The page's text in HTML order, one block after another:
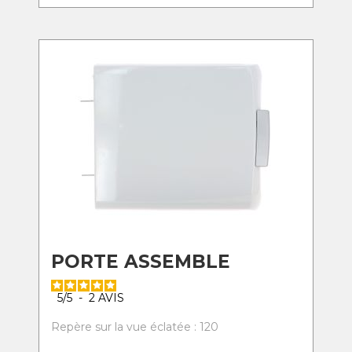
PORTE ASSEMBLE
5/5 - 2 AVIS
Repère sur la vue éclatée : 120